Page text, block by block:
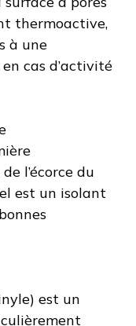
thermoactive,
à une
cas d’activité
l’écorce du
est un isolant
est un